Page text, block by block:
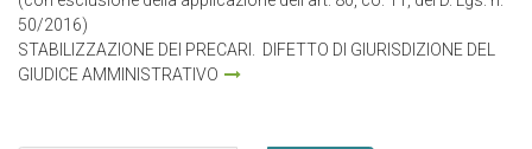
50/2016)
STABILIZZAZIONE DEI PRECARI. DIFETTO DI GIURISDIZIONE DEL
GIUDICE AMMINISTRATIVO